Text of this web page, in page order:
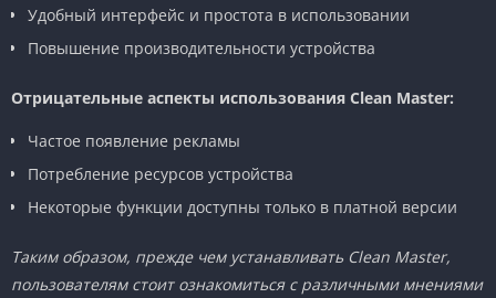
Удобный интерфейс и простота в использовании
Повышение производительности устройства
Отрицательные аспекты использования Clean Master:
Частое появление рекламы
Потребление ресурсов устройства
Некоторые функции доступны только в платной версии
Таким образом, прежде чем устанавливать Clean Master,
пользователям стоит ознакомиться с различными мнениями